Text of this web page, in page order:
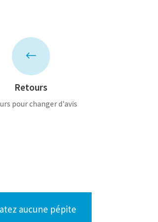
#
Retours
pour changer d'avis
aucune pépite